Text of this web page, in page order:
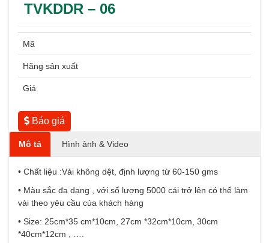
TVKDDR – 06
Mã
Hãng sản xuất
Giá
Báo giá
Mô tả Hình ảnh & Video
• Chất liệu :Vải không dệt, định lượng từ 60-150 gms
• Màu sắc đa dạng , với số lượng 5000 cái trở lên có thể làm
vải theo yêu cầu của khách hàng
• Size: 25cm*35 cm*10cm, 27cm *32cm*10cm, 30cm
*40cm*12cm , ….